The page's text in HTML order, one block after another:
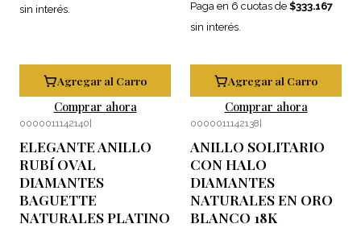
sin interés.
Agregar al Carro
Comprar ahora
Paga en 6 cuotas de $333.167
sin interés.
Agregar al Carro
Comprar ahora
0000011142140
ELEGANTE ANILLO
RUBÍ OVAL
DIAMANTES
BAGUETTE
NATURALES PLATINO
0000011142138
ANILLO SOLITARIO
CON HALO
DIAMANTES
NATURALES EN ORO
BLANCO 18K